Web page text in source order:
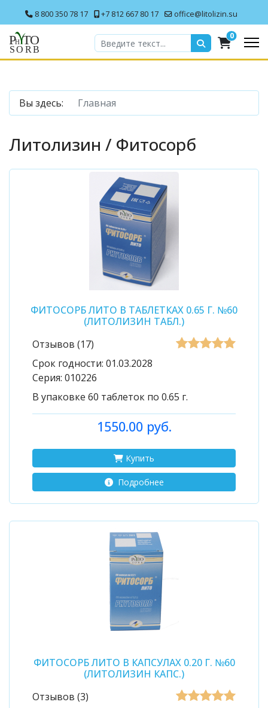
8 800 350 78 17 +7 812 667 80 17 office@litolizin.su
0
Вы здесь: Главная
Литолизин / Фитосорб
ФИТОСОРБ ЛИТО В ТАБЛЕТКАХ 0.65 Г. №60
(ЛИТОЛИЗИН ТАБЛ.)
Отзывов (17)
Срок годности: 01.03.2028
Серия: 010226
В упаковке 60 таблеток по 0.65 г.
1550.00 руб.
Купить
Подробнее
ФИТОСОРБ ЛИТО В КАПСУЛАХ 0.20 Г. №60
(ЛИТОЛИЗИН КАПС.)
Отзывов (3)